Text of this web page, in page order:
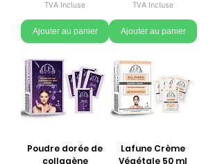
TVA Incluse
Ajouter au panier
TVA Incluse
Ajouter au panier
Poudre dorée de
collagène
Lafune Crème
Végétale 50 ml